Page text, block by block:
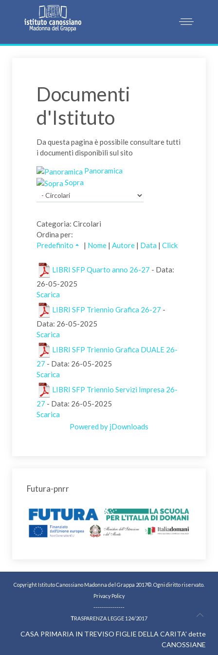
Documenti
d'Istituto
Da questa pagina è possibile consultare tutti
i documenti disponibili sul sito
Panoramica
Sopra
Categoria: Circolari
Ordina per:
Predefinito
| Nome| Autore| Data | Click
LIBRI SFP Quarto anno 26-27 - Data:
26-05-2025
Scarica
LIBRI SFP Triennio Grafica 26-27 -
Data: 26-05-2025
Scarica
LIBRI SFP Triennio Grafica DUALE 26-
27 - Data: 26-05-2025
Scarica
LIBRI SFP Triennio Servizi Impresa 26-
27 - Data: 26-05-2025
Scarica
Powered by jDownloads
Futura-pnrr
Copyright Istituto Canossiano Madonna del Grappa 2017©. Ogni diritto riservato.
Privacy Policy
----------------
TRASPARENZA LEGGE 124/2017
CASA PRIMARIA IN TREVISO FIGLIE DELLA CARITA' dette
CANOSSIANE